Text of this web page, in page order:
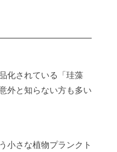
化されている「珪藻
外と知らない方も多い
小さな植物プランクト